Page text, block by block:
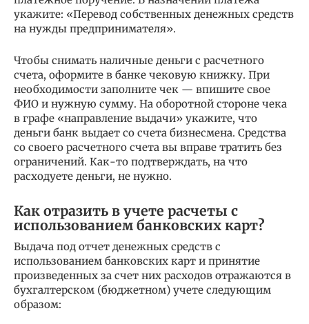
укажите: «Перевод собственных денежных средств
на нужды предпринимателя».
Чтобы снимать наличные деньги с расчетного
счета, оформите в банке чековую книжку. При
необходимости заполните чек — впишите свое
ФИО и нужную сумму. На оборотной стороне чека
в графе «направление выдачи» укажите, что
деньги банк выдает со счета бизнесмена. Средства
со своего расчетного счета вы вправе тратить без
ограничений. Как-то подтверждать, на что
расходуете деньги, не нужно.
Как отразить в учете расчеты с
использованием банковских карт?
Выдача под отчет денежных средств с
использованием банковских карт и принятие
произведенных за счет них расходов отражаются в
бухгалтерском (бюджетном) учете следующим
образом: